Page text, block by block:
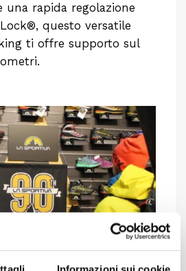
una rapida regolazione
questo versatile
ti offre supporto sul